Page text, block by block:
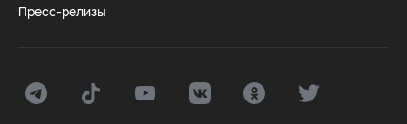
Пресс-релизы